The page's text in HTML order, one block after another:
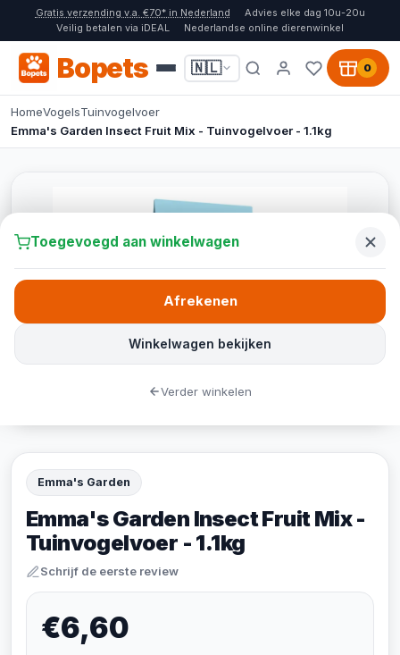
Gratis verzending v.a. €70* in Nederland
Advies elke dag 10u-20u
Veilig betalen via iDEAL
Nederlandse online dierenwinkel
Bopets 🇳🇱 0
HomeVogelsTuinvogelvoer
Emma's Garden Insect Fruit Mix - Tuinvogelvoer - 1.1kg
Emma's Garden
Emma's Garden Insect Fruit Mix -
Tuinvogelvoer - 1.1kg
Schrijf de eerste review
€6,60
Toegevoegd aan winkelwagen
Winkelwagen bekijken
Afrekenen
Verder winkelen